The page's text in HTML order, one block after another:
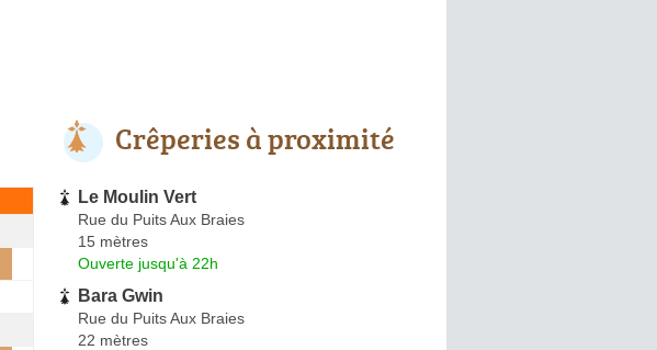
Crêperies à proximité
Le Moulin Vert
Rue du Puits Aux Braies
15 mètres
Ouverte jusqu'à 22h
Bara Gwin
Rue du Puits Aux Braies
22 mètres